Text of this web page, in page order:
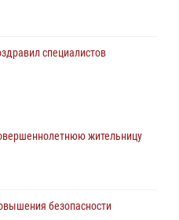
специалистов
новый федеральный закон о
виновника причинения
жительницу
безопасности